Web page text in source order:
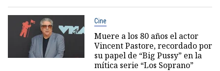
Cine
Muere a los 80 años el actor
Vincent Pastore, recordado por
su papel de “Big Pussy” en la
mítica serie “Los Soprano”